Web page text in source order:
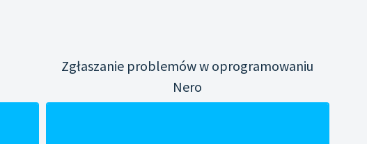
Zgłaszanie problemów w oprogramowaniu
Nero